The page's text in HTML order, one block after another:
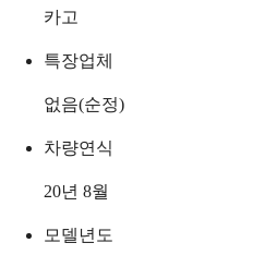
카고
특장업체
없음(순정)
차량연식
20년 8월
모델년도